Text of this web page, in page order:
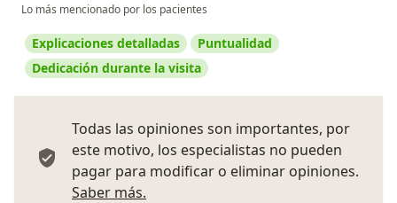
Lo más mencionado por los pacientes
Explicaciones detalladas
Puntualidad
Dedicación durante la visita
Todas las opiniones son importantes, por
este motivo, los especialistas no pueden
pagar para modificar o eliminar opiniones.
Saber más.